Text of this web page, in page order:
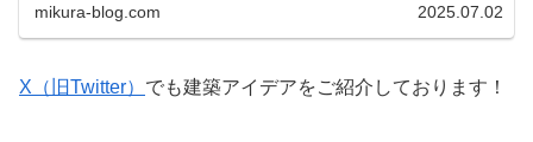
mikura-blog.com 2025.07.02
X（旧Twitter） でも建築アイデアをご紹介しております！